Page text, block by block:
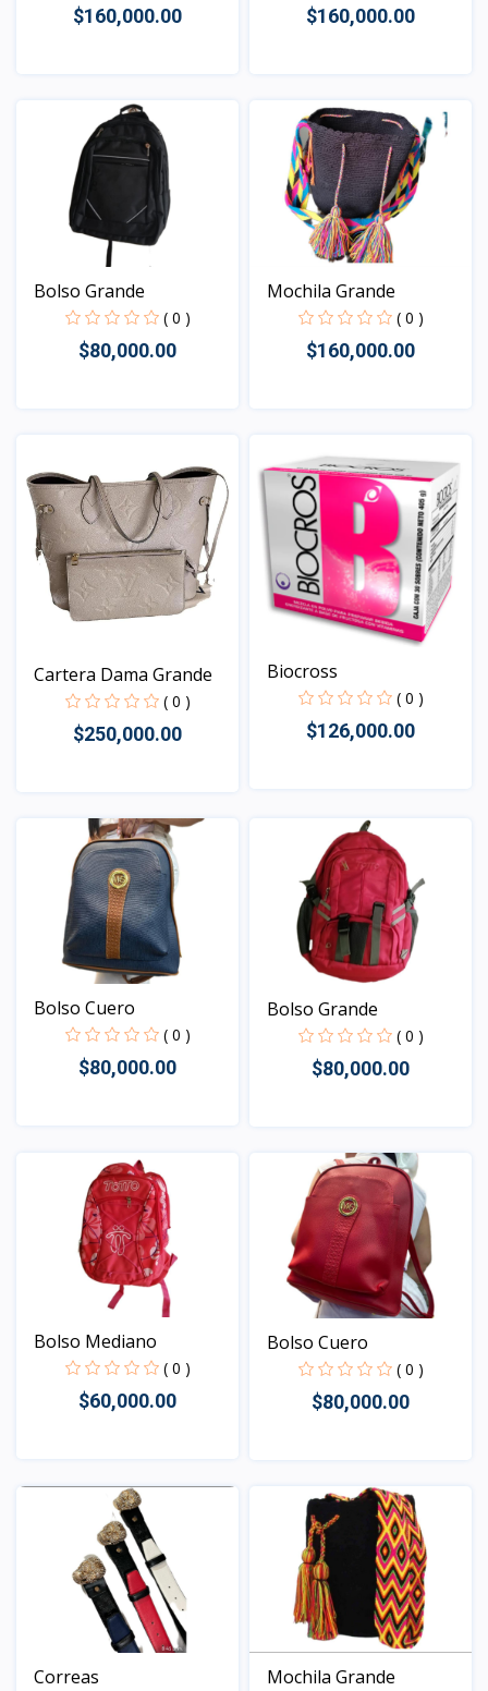
$160,000.00
Vista
$160,000.00
Bolso Grande
( 0 )
$80,000.00
Mochila Grande
( 0 )
$160,000.00
Cartera Dama Grande
( 0 )
$250,000.00
Vista
Biocross
( 0 )
$126,000.00
Bolso Cuero
( 0 )
$80,000.00
Bolso Grande
( 0 )
$80,000.00
Vista
Bolso Mediano
( 0 )
$60,000.00
Vista
Bolso Cuero
( 0 )
$80,000.00
Vista
Correas Mochila Grande